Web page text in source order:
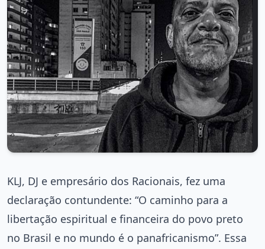
KLJ, DJ e empresário dos Racionais, fez uma
declaração contundente: “O caminho para a
libertação espiritual e financeira do povo preto
no Brasil e no mundo é o panafricanismo”. Essa